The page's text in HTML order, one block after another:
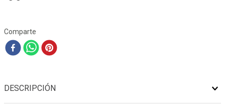
Comparte
DESCRIPCIÓN